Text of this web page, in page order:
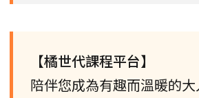
【橘世代課程平台】
陪伴您成為有趣而溫暖的